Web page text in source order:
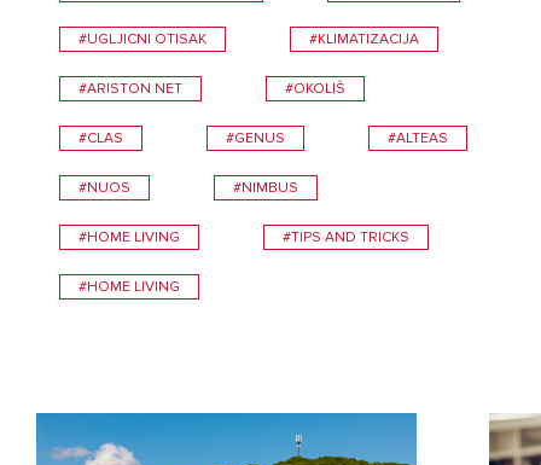
#UGLJICNI OTISAK #KLIMATIZACIJA
#ARISTON NET #OKOLIŠ
#CLAS #GENUS #ALTEAS
#NUOS #NIMBUS
#HOME LIVING #TIPS AND TRICKS
#HOME LIVING